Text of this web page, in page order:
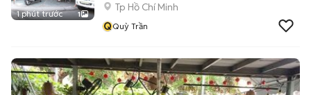
1 phút trước 1
Tp Hồ Chí Minh
QQuỳ Trần